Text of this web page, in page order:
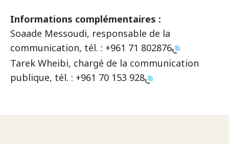
Informations complémentaires :
Soaade Messoudi, responsable de la
communication, tél. : +961 71 802876
Tarek Wheibi, chargé de la communication
publique, tél. : +961 70 153 928